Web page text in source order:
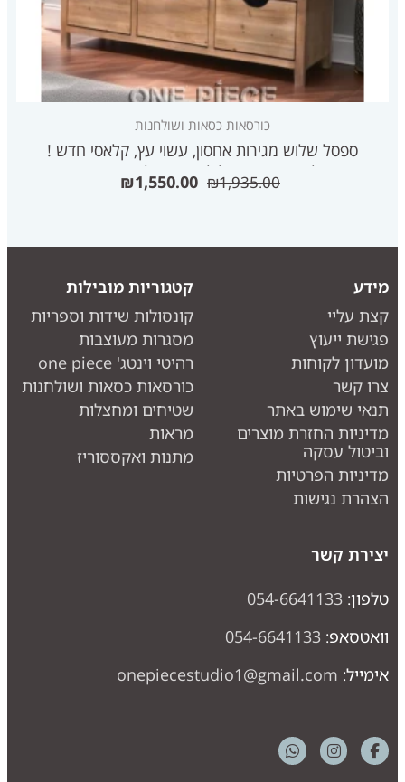
כורסאות כסאות ושולחנות
ספסל שלוש מגירות אחסון, עשוי עץ, קלאסי חדש !
משלוח עד הבית כלול במחיר (למעט חריגים)
₪1,935.00
₪1,550.00
מידע
קצת עליי
פגישת ייעוץ
מועדון לקוחות
צרו קשר
תנאי שימוש באתר
מדיניות החזרת מוצרים
וביטול עסקה
מדיניות הפרטיות
הצהרת נגישות
קטגוריות מובילות
קונסולות שידות וספריות
מסגרות מעוצבות
רהיטי וינטג' one piece
כורסאות כסאות ושולחנות
שטיחים ומחצלות
מראות
מתנות ואקססוריז
יצירת קשר
טלפון: 054-6641133
וואטסאפ: 054-6641133
אימייל: onepiecestudio1@gmail.com